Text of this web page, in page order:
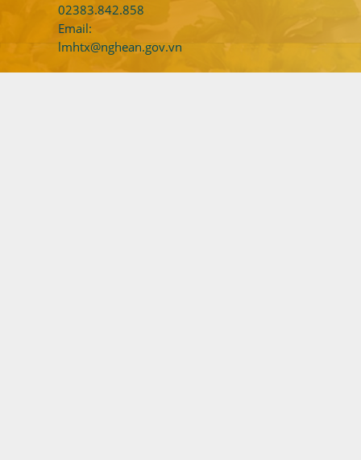
02383.842.858
Email:
lmhtx@nghean.gov.vn